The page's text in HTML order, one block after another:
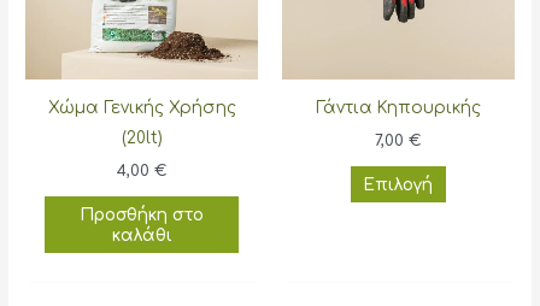
Χώμα Γενικής Χρήσης
(20lt)
4,00€
Προσθήκη στο
καλάθι
Γάντια Κηπουρικής
7,00€
Επιλογή
Αυτό
το